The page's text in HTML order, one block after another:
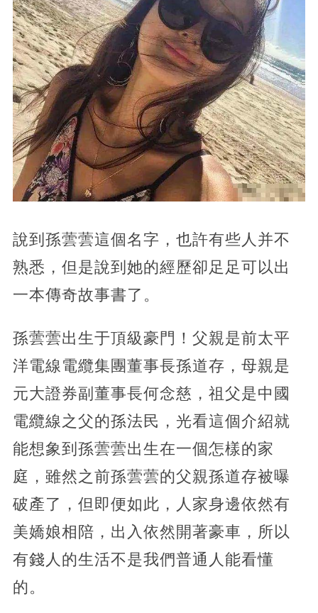
說到孫蕓蕓這個名字，也許有些人并不
熟悉，但是說到她的經歷卻足足可以出
一本傳奇故事書了。
孫蕓蕓出生于頂級豪門！父親是前太平
洋電線電纜集團董事長孫道存，母親是
元大證券副董事長何念慈，祖父是中國
電纜線之父的孫法民，光看這個介紹就
能想象到孫蕓蕓出生在一個怎樣的家
庭，雖然之前孫蕓蕓的父親孫道存被曝
破產了，但即便如此，人家身邊依然有
美嬌娘相陪，出入依然開著豪車，所以
有錢人的生活不是我們普通人能看懂
的。